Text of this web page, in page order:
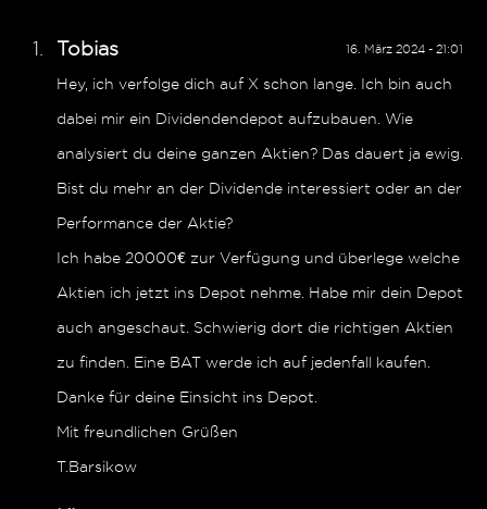
16. März 2024 - 21:01
Tobias
Hey, ich verfolge dich auf X schon lange. Ich bin auch
dabei mir ein Dividendendepot aufzubauen. Wie
analysiert du deine ganzen Aktien? Das dauert ja ewig.
Bist du mehr an der Dividende interessiert oder an der
Performance der Aktie?
Ich habe 20000€ zur Verfügung und überlege welche
Aktien ich jetzt ins Depot nehme. Habe mir dein Depot
auch angeschaut. Schwierig dort die richtigen Aktien
zu finden. Eine BAT werde ich auf jedenfall kaufen.
Danke für deine Einsicht ins Depot.
Mit freundlichen Grüßen
T.Barsikow